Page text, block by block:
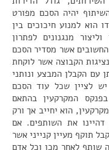
יהיה הסכם מפורט
הוא למנוע חיכוכים בין
מנגנונים לפתרון
אשר מסדיר הסכם
הקבוצה אשר לוקחת
עם הקבלן המבצע ונותני
לציין שכל עוד הסכם
המקרקעין בהתאם
המקרקעין, הוא יחייב אך ורק
את השותפים. אם
תוקף מעיין קנייני אשר
שותף לאחר מכן וכל אדם